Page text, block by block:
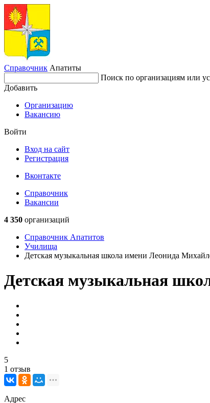
Справочник Апатиты
Поиск по организациям или
Добавить
Организацию
Вакансию
Войти
Вход на сайт
Регистрация
Вконтакте
Справочник
Вакансии
4 350 организаций
Справочник Апатитов
Училища
Детская музыкальная школа имени Леонида
Детская музыкальная
5
1 отзыв
Адрес